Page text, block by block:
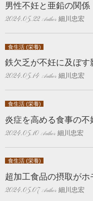
男性不妊と亜鉛の関係
2024.05.22 細川忠宏
食生活 (栄養)
鉄欠乏が不妊に及ぼす
2024.05.14 細川忠宏
食生活 (栄養)
炎症を高める食事の不
2024.05.10 細川忠宏
食生活 (栄養)
超加工食品の摂取が
2024.05.07 細川忠宏